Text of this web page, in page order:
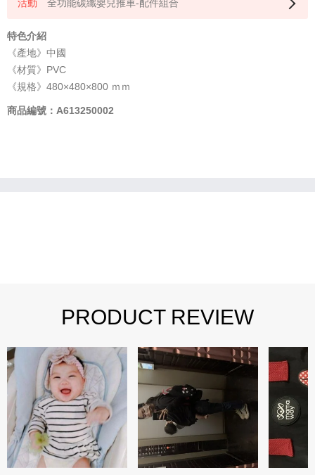
全功能碳纖嬰兒推車-配件組合
特色介紹
《產地》中國
《材質》PVC
《規格》480×480×800 ｍｍ
商品編號：A613250002
PRODUCT REVIEW